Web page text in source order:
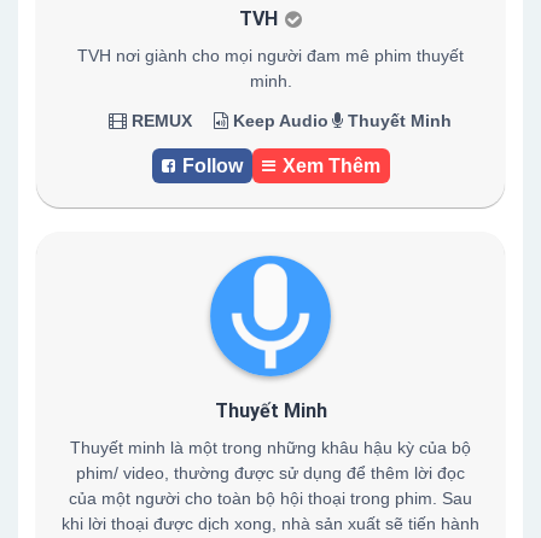
TVH
TVH nơi giành cho mọi người đam mê phim thuyết
minh.
REMUX Keep Audio Thuyết Minh
Follow Xem Thêm
Thuyết Minh
Thuyết minh là một trong những khâu hậu kỳ của bộ
phim/ video, thường được sử dụng để thêm lời đọc
của một người cho toàn bộ hội thoại trong phim. Sau
khi lời thoại được dịch xong, nhà sản xuất sẽ tiến hành